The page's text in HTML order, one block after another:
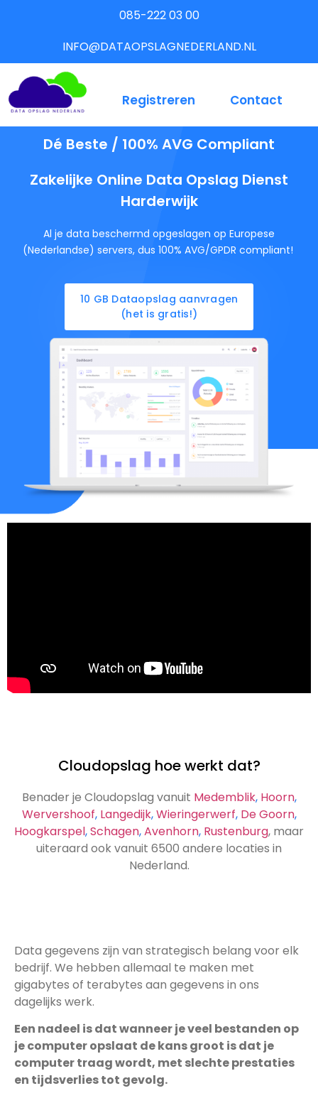
085-222 03 00
INFO@DATAOPSLAGNEDERLAND.NL
Registreren Contact
Dé Beste / 100% AVG Compliant
Zakelijke Online Data Opslag Dienst
Harderwijk
Al je data beschermd opgeslagen op Europese
(Nederlandse) servers, dus 100% AVG/GPDR compliant!
10 GB Dataopslag aanvragen
(het is gratis!)
Cloudopslag hoe werkt dat?
Benader je Cloudopslag vanuit Medemblik, Hoorn,
Wervershoof, Langedijk,Wieringerwerf, De Goorn,
Hoogkarspel,Schagen,Avenhorn, Rustenburg, maar
uiteraard ook vanuit 6500 andere locaties in
Nederland.
Data gegevens zijn van strategisch belang voor elk
bedrijf. We hebben allemaal te maken met
gigabytes of terabytes aan gegevens in ons
dagelijks werk.
Een nadeel is dat wanneer je veel bestanden op
je computer opslaat de kans groot is dat je
computer traag wordt, met slechte prestaties
en tijdsverlies tot gevolg.